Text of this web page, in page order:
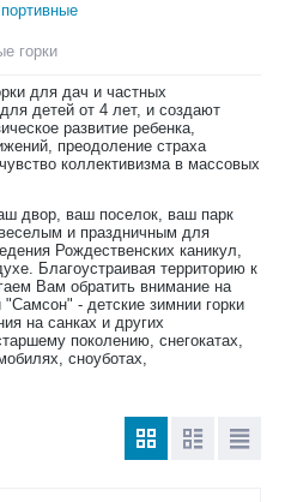
горки
для дач и частных
детей от 4 лет, и создают
развитие ребенка,
преодоление страха
коллективизма в массовых
двор, ваш поселок, ваш парк
и праздничным для
Рождественских каникул,
Благоустраивая территорию к
Вам обратить внимание на
- детские зимнии горки
на санках и других
поколению, снегокатах,
сноуботах,